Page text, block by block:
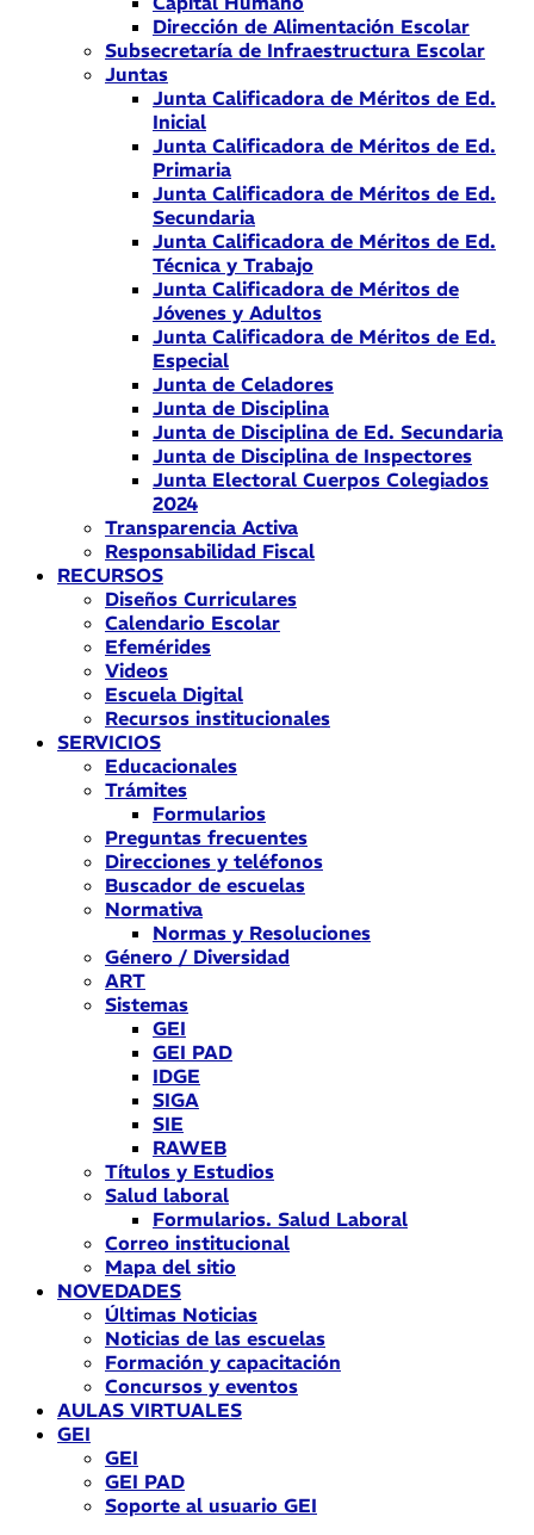
Dirección de Alimentación Escolar
Subsecretaría de Infraestructura Escolar
Juntas
Junta Calificadora de Méritos de Ed.
Inicial
Junta Calificadora de Méritos de Ed.
Primaria
Junta Calificadora de Méritos de Ed.
Secundaria
Junta Calificadora de Méritos de Ed.
Técnica y Trabajo
Junta Calificadora de Méritos de
Jóvenes y Adultos
Junta Calificadora de Méritos de Ed.
Especial
Junta de Celadores
Junta de Disciplina
Junta de Disciplina de Ed. Secundaria
Junta de Disciplina de Inspectores
Junta Electoral Cuerpos Colegiados
2024
Transparencia Activa
Responsabilidad Fiscal
RECURSOS
Diseños Curriculares
Calendario Escolar
Efemérides
Videos
Escuela Digital
Recursos institucionales
SERVICIOS
Educacionales
Trámites
Formularios
Preguntas frecuentes
Direcciones y teléfonos
Buscador de escuelas
Normativa
Normas y Resoluciones
Género / Diversidad
ART
Sistemas
GEI
GEI PAD
IDGE
SIGA
SIE
RAWEB
Títulos y Estudios
Salud laboral
Formularios. Salud Laboral
Correo institucional
Mapa del sitio
NOVEDADES
Últimas Noticias
Noticias de las escuelas
Formación y capacitación
Concursos y eventos
AULAS VIRTUALES
GEI
GEI
GEI PAD
Soporte al usuario GEI